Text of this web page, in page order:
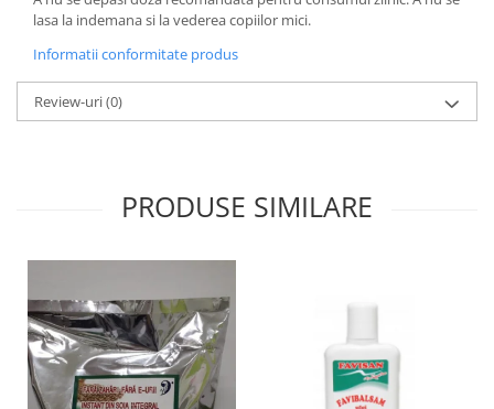
lasa la indemana si la vederea copiilor mici.
Informatii conformitate produs
Review-uri(0)
PRODUSE SIMILARE